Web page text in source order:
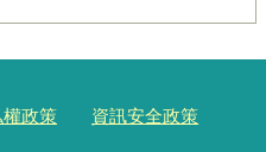
權政策 資訊安全政策